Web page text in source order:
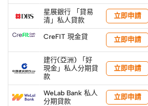
星展銀行 「貸易
清」私人貸款
立即申請
CreFIT 現金貸 立即申請
建行(亞洲) 「好
現金」私人分期貸
款
立即申請
WeLab Bank 私人
分期貸款
立即申請